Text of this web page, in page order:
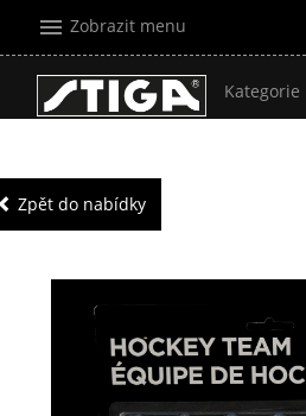
menu Zobrazit menu
Kategorie
Zpět do nabídky